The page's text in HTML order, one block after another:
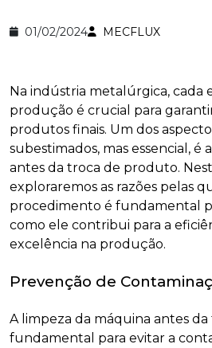
01/02/2024 MECFLUX
Na indústria metalúrgica, cada
produção é crucial para
produtos finais. Um dos
subestimados, mas essencial, é
antes da troca de produto.
exploraremos as razões pelas
procedimento é fundamental
como ele contribui para a
excelência na produção.
‌Prevenção de
A limpeza da máquina antes
fundamental para evitar a